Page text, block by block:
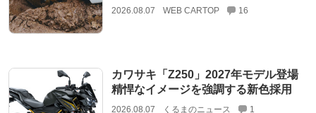
2026.08.07 WEB CARTOP 16
カワサキ「Z250」2027年モデル登場
精悍なイメージを強調する新色採用
2026.08.07 くるまのニュース 1